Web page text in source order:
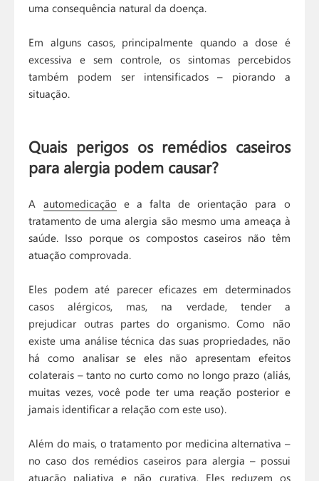
uma consequência natural da doença.
Em alguns casos, principalmente quando a dose é
excessiva e sem controle, os sintomas percebidos
também podem ser intensificados – piorando a
situação.
Quais perigos os remédios caseiros
para alergia podem causar?
A automedicação e a falta de orientação para o
tratamento de uma alergia são mesmo uma ameaça à
saúde. Isso porque os compostos caseiros não têm
atuação comprovada.
Eles podem até parecer eficazes em determinados
casos alérgicos, mas, na verdade, tender a
prejudicar outras partes do organismo. Como não
existe uma análise técnica das suas propriedades, não
há como analisar se eles não apresentam efeitos
colaterais – tanto no curto como no longo prazo (aliás,
muitas vezes, você pode ter uma reação posterior e
jamais identificar a relação com este uso).
Além do mais, o tratamento por medicina alternativa –
no caso dos remédios caseiros para alergia – possui
atuação paliativa e não curativa. Eles reduzem os